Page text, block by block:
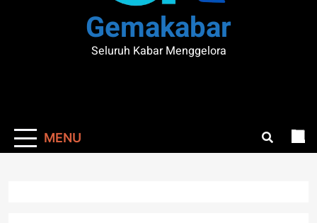
Gemakabar
Seluruh Kabar Menggelora
MENU